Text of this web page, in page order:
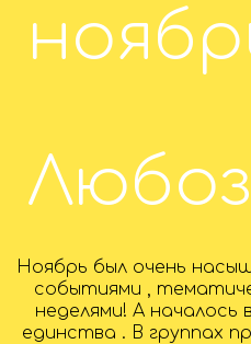
Ноябрь был очень
событиями ,
неделями! А началось
единства . В группах